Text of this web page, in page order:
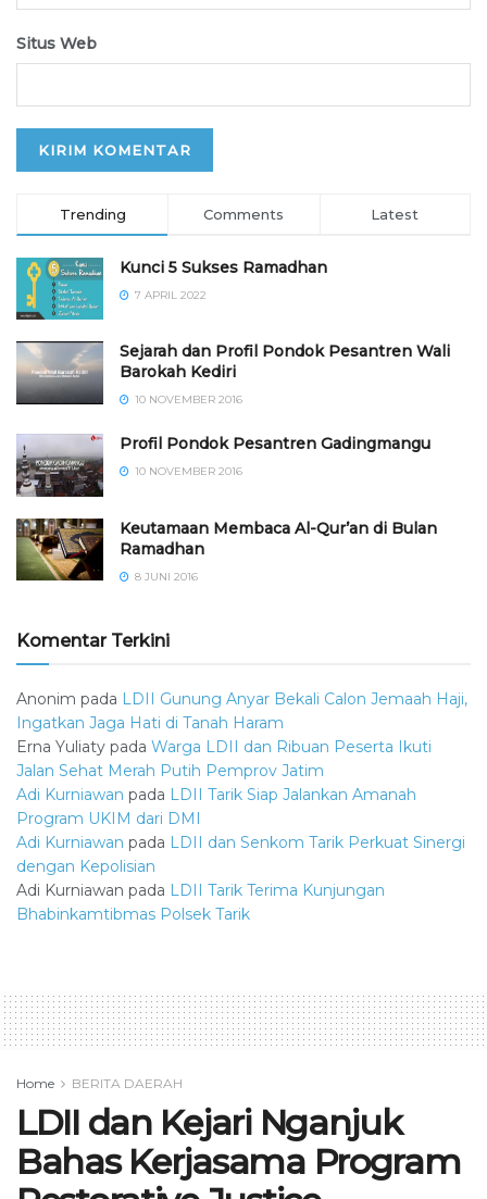
Situs Web
Trending Comments Latest
Kunci 5 Sukses Ramadhan
7 APRIL 2022
Sejarah dan Profil Pondok Pesantren Wali
Barokah Kediri
10 NOVEMBER 2016
⁠⁠⁠Profil Pondok Pesantren Gadingmangu
10 NOVEMBER 2016
Keutamaan Membaca Al-Qur’an di Bulan
Ramadhan
8 JUNI 2016
Komentar Terkini
Anonim pada LDII Gunung Anyar Bekali Calon Jemaah Haji,
Ingatkan Jaga Hati di Tanah Haram
Erna Yuliaty pada Warga LDII dan Ribuan Peserta Ikuti
Jalan Sehat Merah Putih Pemprov Jatim
Adi Kurniawan pada LDII Tarik Siap Jalankan Amanah
Program UKIM dari DMI
Adi Kurniawan pada LDII dan Senkom Tarik Perkuat Sinergi
dengan Kepolisian
Adi Kurniawan pada LDII Tarik Terima Kunjungan
Bhabinkamtibmas Polsek Tarik
Home BERITA DAERAH
LDII dan Kejari Nganjuk
Bahas Kerjasama Program